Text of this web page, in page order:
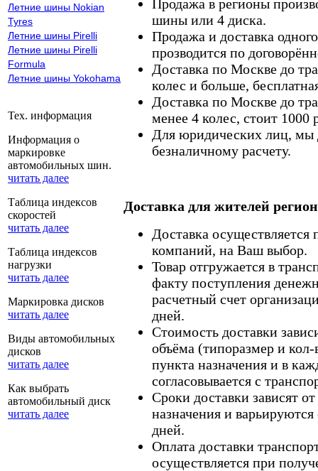
Летние шины Nokian
Tyres
Летние шины Pirelli
Летние шины Pirelli
Formula
Летние шины Yokohama
Тех. информация
Информация о
маркировке
автомобильных шин.
читать далее
Таблица индексов
скоростей
читать далее
Таблица индексов
нагрузки
читать далее
Маркировка дисков
читать далее
Виды автомобильных
дисков
читать далее
Как выбрать
автомобильный диск
читать далее
Продажа в регионы
шины или 4 диска.
Продажа и доставка
прозводится по
Доставка по Москве до
колес и больше,
Доставка по Москве до
менее 4 колес, стоит 1000
Для юридических лиц, мы
безналичному расчету.
Доставка для жителей
Доставка
компаний, на Ваш выбор.
Товар отгружается в
факту поступления
расчетный счет
дней.
Стоимость доставки
объёма (типоразмер и кол-
пункта назначения и в
согласовывается с
Сроки доставки зависят
назначения и
дней.
Оплата доставки
осуществляется при